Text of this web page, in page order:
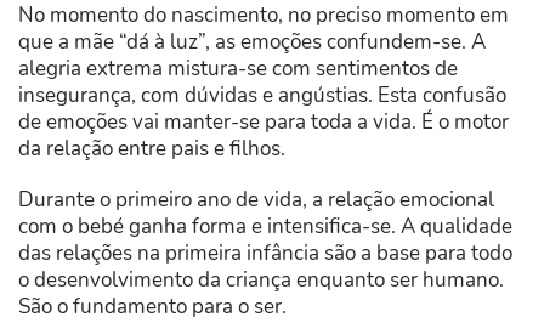
No momento do nascimento, no preciso momento em
que a mãe “dá à luz”, as emoções confundem-se. A
alegria extrema mistura-se com sentimentos de
insegurança, com dúvidas e angústias. Esta confusão
de emoções vai manter-se para toda a vida. É o motor
da relação entre pais e filhos.
Durante o primeiro ano de vida, a relação emocional
com o bebé ganha forma e intensifica-se. A qualidade
das relações na primeira infância são a base para todo
o desenvolvimento da criança enquanto ser humano.
São o fundamento para o ser.